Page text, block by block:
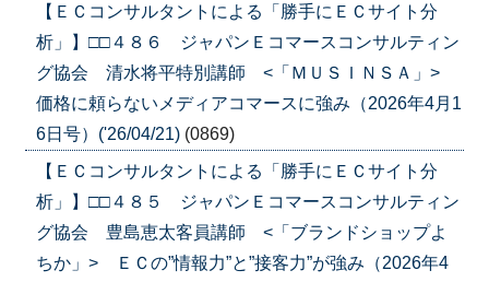
【ＥＣコンサルタントによる「勝手にＥＣサイト分
析」】□□４８６ ジャパンＥコマースコンサルティン
グ協会 清水将平特別講師 <「ＭＵＳＩＮＳＡ」>
価格に頼らないメディアコマースに強み（2026年4月1
6日号）('26/04/21) (0869)
【ＥＣコンサルタントによる「勝手にＥＣサイト分
析」】□□４８５ ジャパンＥコマースコンサルティン
グ協会 豊島恵太客員講師 <「ブランドショップよ
ちか」> ＥＣの”情報力”と”接客力”が強み（2026年4